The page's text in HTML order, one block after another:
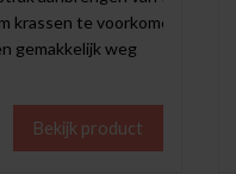
krassen te voorkomen
gemakkelijk weg
Bekijk product